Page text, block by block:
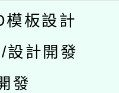
板設計
計開發
發